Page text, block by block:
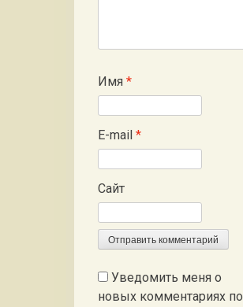
Имя *
E-mail *
Сайт
Уведомить меня о
новых комментариях по